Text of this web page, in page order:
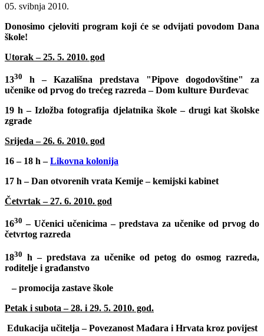
05. svibnja 2010.
Donosimo cjeloviti program koji će se odvijati povodom Dana
škole!
Utorak – 25. 5. 2010. god
1330 h – Kazališna predstava "Pipove dogodovštine" za
učenike od prvog do trećeg razreda – Dom kulture Đurđevac
19 h –Izložba fotografija djelatnika škole– drugi kat školske
zgrade
Srijeda – 26. 6. 2010. god
16 – 18 h –Likovna kolonija
17 h –Dan otvorenih vrata Kemije– kemijski kabinet
Četvrtak – 27. 6. 2010. god
1630 – Učenici učenicima – predstava za učenike od prvog do
četvrtog razreda
1830 h – predstava za učenike od petog do osmog razreda,
roditelje i građanstvo
–promocija zastave škole
Petak i subota – 28. i 29. 5. 2010. god.
Edukacija učitelja –Povezanost Mađara i Hrvata kroz povijest